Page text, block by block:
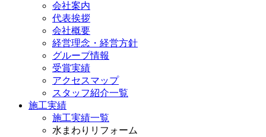
会社案内
代表挨拶
会社概要
経営理念・経営方針
グループ情報
受賞実績
アクセスマップ
スタッフ紹介一覧
施工実績
施工実績一覧
水まわりリフォーム